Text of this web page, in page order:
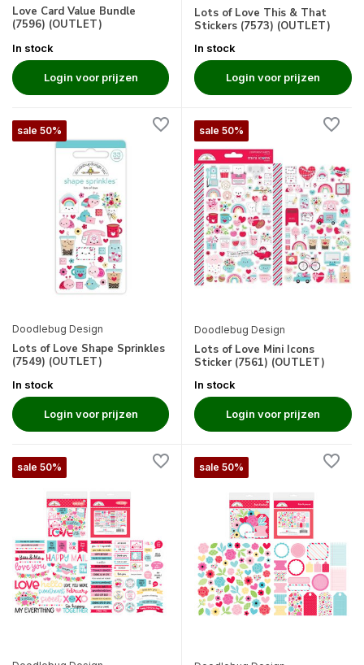
Love Card Value Bundle
(7596) (OUTLET)
In stock
Login voor prijzen
Lots of Love This & That
Stickers (7573) (OUTLET)
In stock
Login voor prijzen
sale 50%
Doodlebug Design
Lots of Love Shape Sprinkles
(7549) (OUTLET)
In stock
Login voor prijzen
sale 50%
Doodlebug Design
Lots of Love Mini Icons
Sticker (7561) (OUTLET)
In stock
Login voor prijzen
sale 50% sale 50%